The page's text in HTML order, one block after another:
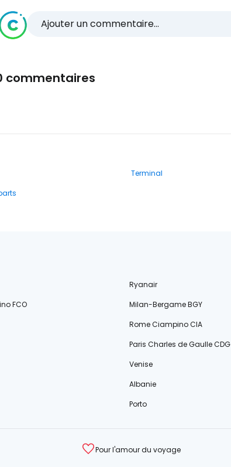
Ajouter un commentaire...
commentaires
Terminal
Ryanair
FCO
Milan-Bergame BGY
Rome Ciampino CIA
Paris Charles de Gaulle CDG
Venise
Albanie
Porto
Pour l'amour du voyage